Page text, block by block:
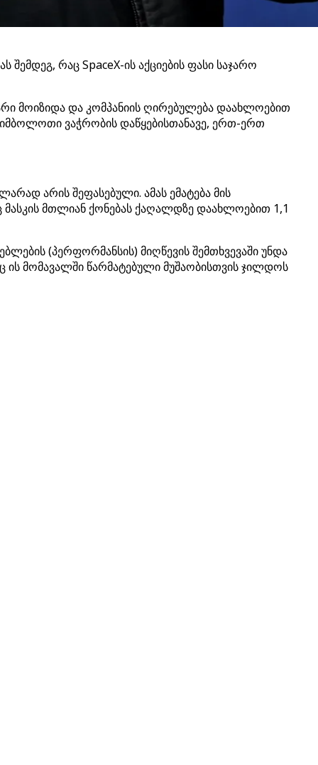
რაც SpaceX-ის აქციების ფასი საჯარო
მოიზიდა და კომპანიის ღირებულება დაახლოებით
ვაჭრობის დაწყებისთანავე, ერთ-ერთ
არის შეფასებული. ამას ემატება მის
მთლიან ქონებას ქაღალდზე დაახლოებით 1,1
(პერფორმანსის) მიღწევის შემთხვევაში უნდა
ის მომავალში წარმატებული მუშაობისთვის ჯილდოს